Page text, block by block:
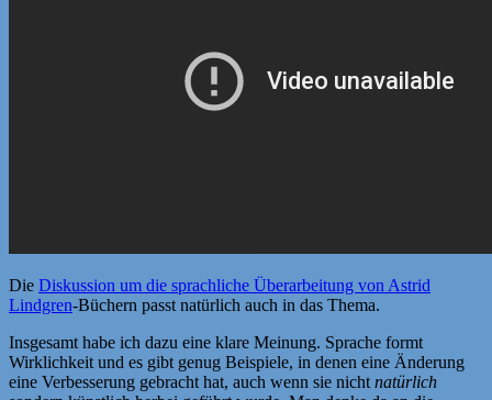
Die Diskussion um die sprachliche Überarbeitung von Astrid
Lindgren-Büchern passt natürlich auch in das Thema.
Insgesamt habe ich dazu eine klare Meinung. Sprache formt
Wirklichkeit und es gibt genug Beispiele, in denen eine Änderung
eine Verbesserung gebracht hat, auch wenn sie nicht natürlich